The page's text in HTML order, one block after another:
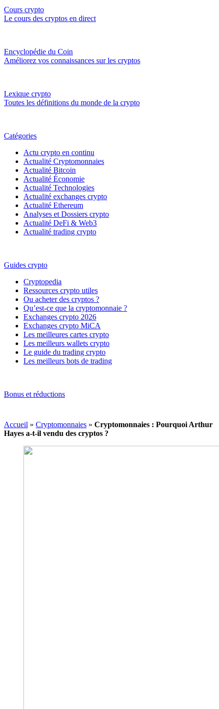
Cours crypto
Le cours des cryptos en direct
Encyclopédie du Coin
Améliorez vos connaissances sur les cryptos
Lexique crypto
Toutes les définitions du monde de la crypto
Catégories
Actu crypto en continu
Actualité Cryptomonnaies
Actualité Bitcoin
Actualité Économie
Actualité Technologies
Actualité exchanges crypto
Actualité Ethereum
Analyses et Dossiers crypto
Actualité DeFi & Web3
Actualité trading crypto
Guides crypto
Cryptopedia
Ressources crypto utiles
Ou acheter des cryptos ?
Qu’est-ce que la cryptomonnaie ?
Exchanges crypto 2026
Exchanges crypto MiCA
Les meilleures cartes crypto
Les meilleurs wallets crypto
Le guide du trading crypto
Les meilleurs bots de trading
Bonus et réductions
Accueil » Cryptomonnaies » Cryptomonnaies : Pourquoi Arthur
Hayes a-t-il vendu des cryptos ?